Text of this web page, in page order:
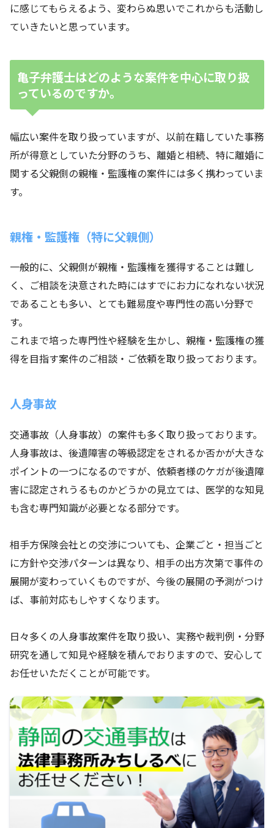
に感じてもらえるよう、変わらぬ思いでこれからも活動し
ていきたいと思っています。
亀子弁護士はどのような案件を中心に取り扱
っているのですか。
幅広い案件を取り扱っていますが、以前在籍していた事務
所が得意としていた分野のうち、離婚と相続、特に離婚に
関する父親側の親権・監護権の案件には多く携わっていま
す。
親権・監護権（特に父親側）
一般的に、父親側が親権・監護権を獲得することは難し
く、ご相談を決意された時にはすでにお力になれない状況
であることも多い、とても難易度や専門性の高い分野で
す。
これまで培った専門性や経験を生かし、親権・監護権の獲
得を目指す案件のご相談・ご依頼を取り扱っております。
人身事故
交通事故（人身事故）の案件も多く取り扱っております。
人身事故は、後遺障害の等級認定をされるか否かが大きな
ポイントの一つになるのですが、依頼者様のケガが後遺障
害に認定されうるものかどうかの見立ては、医学的な知見
も含む専門知識が必要となる部分です。
相手方保険会社との交渉についても、企業ごと・担当ごと
に方針や交渉パターンは異なり、相手の出方次第で事件の
展開が変わっていくものですが、今後の展開の予測がつけ
ば、事前対応もしやすくなります。
日々多くの人身事故案件を取り扱い、実務や裁判例・分野
研究を通して知見や経験を積んでおりますので、安心して
お任せいただくことが可能です。